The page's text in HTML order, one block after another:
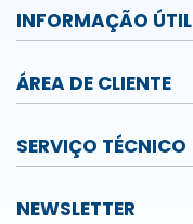
INFORMAÇÃO ÚTIL
ÁREA DE CLIENTE
SERVIÇO TÉCNICO
NEWSLETTER